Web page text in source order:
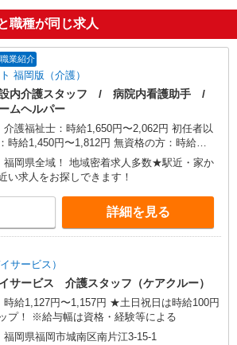
職種が同じ求人
職業紹介
福岡版（介護）
内介護スタッフ / 病院内看護助手 /
ムヘルパー
介護福祉士：時給1,650円〜2,062円 初任者以
時給1,450円〜1,812円 無資格の方：時給
〜1,687円 ※給与幅は勤務先による +交通
諸手当（勤務先による） +0円で介護資格が取
れる （別途規定） ★給与日払い制度あり！
福岡県全域！ 地域密着求人多数★駅近・家か
い求人をお探しできます！
詳細を見る
サービス）
サービス 介護スタッフ（ケアクルー）
時給1,127円〜1,157円 ★土日祝日は時給100円
プ！ ※給与幅は資格・経験等による
福岡県福岡市城南区南片江3-15-1